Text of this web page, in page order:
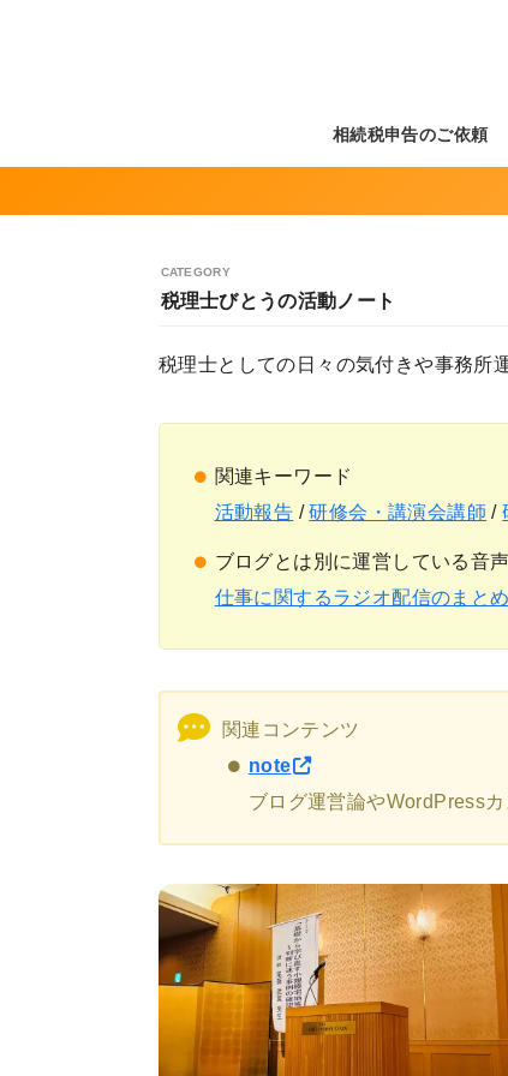
相続税申告のご依頼
税理士びとうの活動ノート
税理士としての日々の気付きや事務所
関連キーワード
活動報告 /研修会・講演会講師 /
ブログとは別に運営している音
仕事に関するラジオ配信のまと
関連コンテンツ
note
ブログ運営論やWordPress